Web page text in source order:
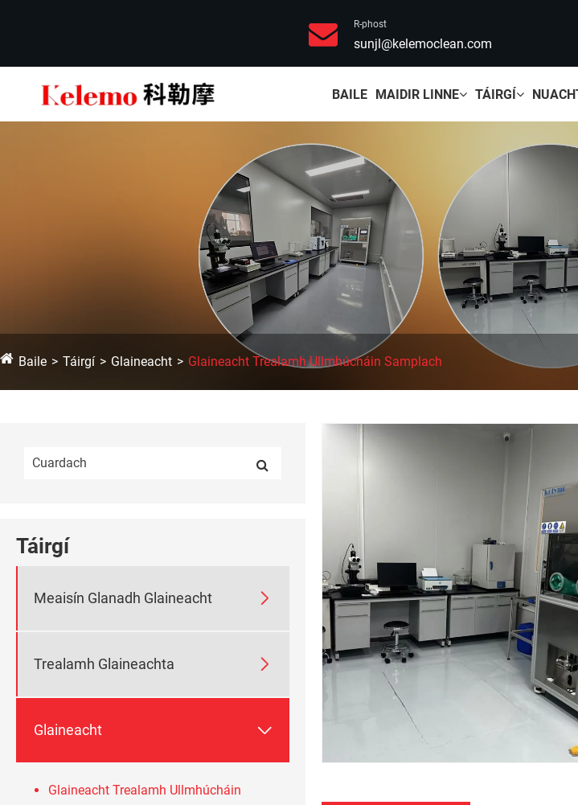
R-phost
sunjl@kelemoclean.com
BAILE MAIDIR LINNE TÁIRGÍ
Baile Táirgí Glaineacht Glaineacht Trealamh Ullmhúcháin Samplach
Táirgí
Meaisín Glanadh Glaineacht 
Trealamh Glaineachta 
Glaineacht 
Glaineacht Trealamh Ullmhúcháin